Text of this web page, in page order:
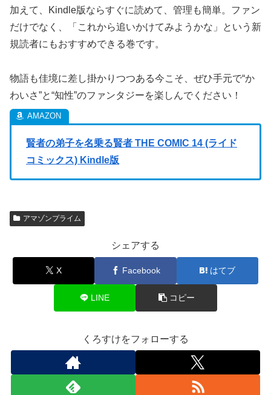
加えて、Kindle版ならすぐに読めて、管理も簡単。ファン
だけでなく、「これから追いかけてみようかな」という新
規読者にもおすすめできる巻です。
物語も佳境に差し掛かりつつある今こそ、ぜひ手元で“か
わいさ”と“知性”のファンタジーを楽しんでください！
賢者の弟子を名乗る賢者 THE COMIC 14 (ライド
コミックス) Kindle版
アマゾンプライム
シェアする
X Facebook はてブ
LINE コピー
くろすけをフォローする